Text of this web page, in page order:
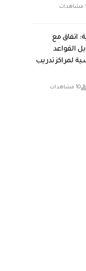
اتفاق مع
القواعد
لمراكز تدريب
10 مشاهدات